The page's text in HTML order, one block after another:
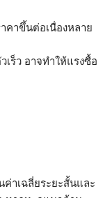
คาขึ้นต่อเนื่องหลาย
ร็ว อาจทำให้แรงซื้อ
ค่าเฉลี่ยระยะสั้นและ